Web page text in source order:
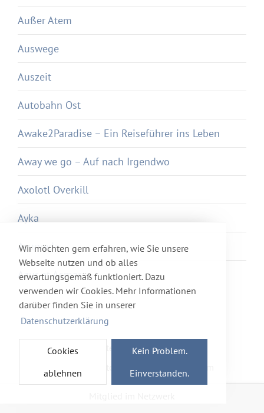
Wir möchten gern erfahren, wie Sie unsere
Webseite nutzen und ob alles
erwartungsgemäß funktioniert. Dazu
verwenden wir Cookies. Mehr Informationen
darüber finden Sie in unserer
Datenschutzerklärung
Cookies
ablehnen
Kein Problem.
Einverstanden.
Außer Atem
Auswege
Auszeit
Autobahn Ost
Awake2Paradise – Ein Reiseführer ins Leben
Away we go – Auf nach Irgendwo
Axolotl Overkill
Ayka
Ayurveda
Azur et Asmar
Newsletter
Förderverein
Haftung & Datenschutz
Impressum